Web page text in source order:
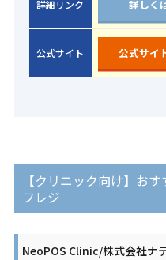
詳細リンク 詳しく
公式サイト 公式サイ
【クリニック向け】お
フレジ
NeoPOS Clinic/株式会社ナ